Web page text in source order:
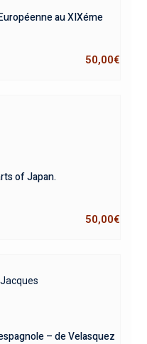
au XIXéme
50,00€
of Japan.
50,00€
Jacques
– de Velasquez